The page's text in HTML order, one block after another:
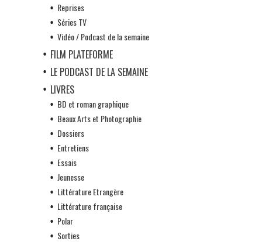
Reprises
Séries TV
Vidéo / Podcast de la semaine
FILM PLATEFORME
LE PODCAST DE LA SEMAINE
LIVRES
BD et roman graphique
Beaux Arts et Photographie
Dossiers
Entretiens
Essais
Jeunesse
Littérature Etrangère
Littérature française
Polar
Sorties